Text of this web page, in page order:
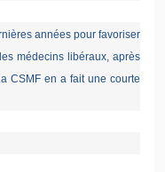
années pour favoriser
médecins libéraux, après
CSMF en a fait une courte